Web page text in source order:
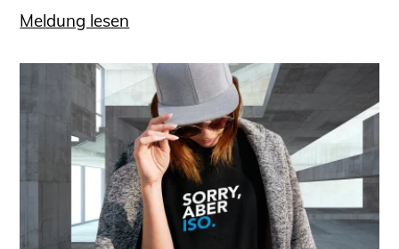
Meldung lesen